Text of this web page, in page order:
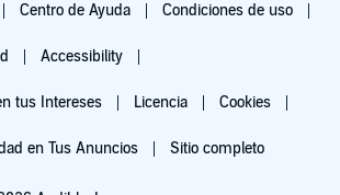
Centro de Ayuda Condiciones de uso
Accessibility
tus Intereses Licencia Cookies
en Tus Anuncios Sitio completo